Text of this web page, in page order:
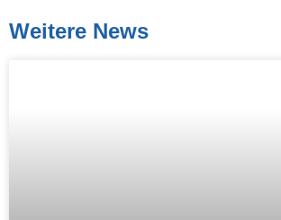
Weitere News